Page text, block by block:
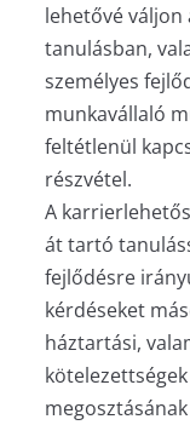
lehetővé váljon
tanulásban,
személyes
munkavállaló
feltétlenül
részvétel.
A
át tartó
fejlődésre
kérdéseket
háztartási,